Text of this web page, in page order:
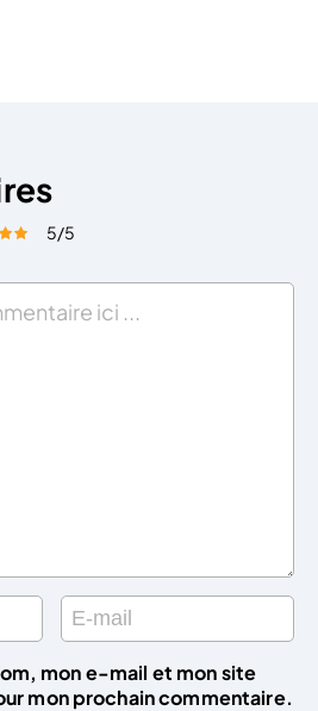
cet article:
5/5
mon e-mail et mon site
mon prochain commentaire.